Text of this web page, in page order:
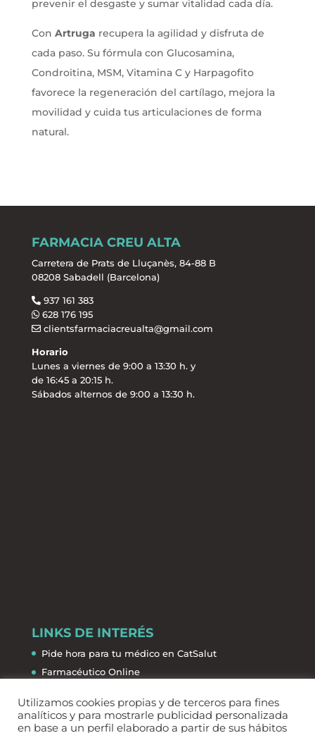
prevenir el desgaste y sumar vitalidad cada día.
Con Artruga recupera la agilidad y disfruta de
cada paso. Su fórmula con Glucosamina,
Condroitina, MSM, Vitamina C y Harpagofito
favorece la regeneración del cartílago, mejora la
movilidad y cuida tus articulaciones de forma
natural.
FARMACIA CREU ALTA
Carretera de Prats de Lluçanès, 84-88 B
08208 Sabadell (Barcelona)
937 161 383
628 176 195
clientsfarmaciacreualta@gmail.com
Horario
Lunes a viernes de 9:00 a 13:30 h. y
de 16:45 a 20:15 h.
Sábados alternos de 9:00 a 13:30 h.
LINKS DE INTERÉS
Pide hora para tu médico en CatSalut
Farmacéutico Online
Farmacias de guardia
Utilizamos cookies propias y de terceros para fines
analíticos y para mostrarle publicidad personalizada
en base a un perfil elaborado a partir de sus hábitos